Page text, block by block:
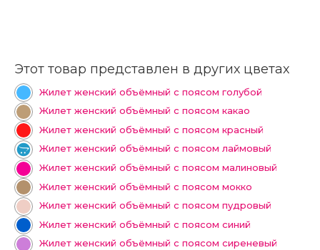
Этот товар представлен в других цветах
Жилет женский объёмный с поясом голубой
Жилет женский объёмный с поясом какао
Жилет женский объёмный с поясом красный
Жилет женский объёмный с поясом лаймовый
Жилет женский объёмный с поясом малиновый
Жилет женский объёмный с поясом мокко
Жилет женский объёмный с поясом пудровый
Жилет женский объёмный с поясом синий
Жилет женский объёмный с поясом сиреневый